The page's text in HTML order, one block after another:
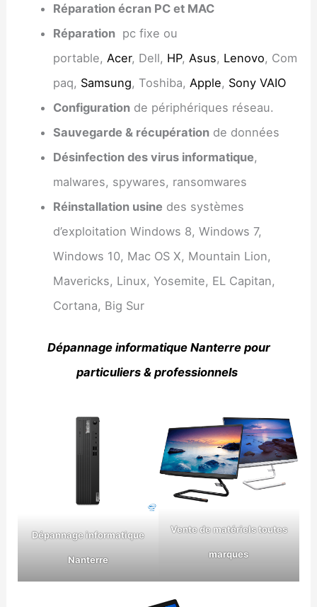
Réparation écran PC et MAC
Réparationpc fixe ou
portable, Acer, Dell, HP, Asus, Lenovo, Com
paq, Samsung, Toshiba, Apple, Sony VAIO
Configurationde périphériques réseau.
Sauvegarde & récupérationde données
Désinfection des virus informatique,
malwares, spywares, ransomwares
Réinstallation usine des systèmes
d’exploitation Windows 8, Windows 7,
Windows 10, Mac OS X, Mountain Lion,
Mavericks, Linux, Yosemite, EL Capitan,
Cortana, Big Sur
Dépannage informatique Nanterre pour
particuliers & professionnels
Dépannage informatique
Nanterre
Vente de matériels toutes
marques